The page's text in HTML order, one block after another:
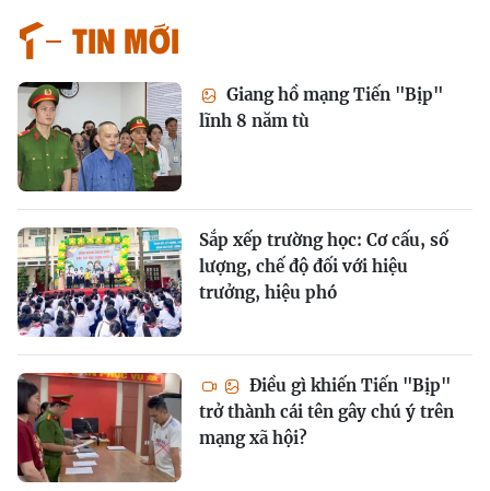
Tin mới
Giang hồ mạng Tiến "Bịp"
lĩnh 8 năm tù
Sắp xếp trường học: Cơ cấu, số
lượng, chế độ đối với hiệu
trưởng, hiệu phó
Điều gì khiến Tiến "Bịp"
trở thành cái tên gây chú ý trên
mạng xã hội?